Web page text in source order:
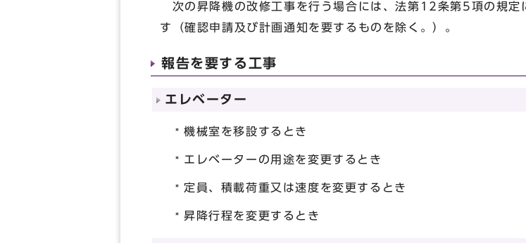
次の昇降機の改修工事を行う場合には、法第12条第5項の規定
す（確認申請及び計画通知を要するものを除く。）。
報告を要する工事
エレベーター
機械室を移設するとき
エレベーターの用途を変更するとき
定員、積載荷重又は速度を変更するとき
昇降行程を変更するとき